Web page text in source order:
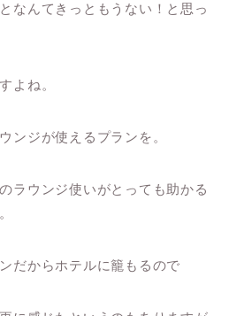
なんてきっともうない！と思っ
よね。
ンジが使えるプランを。
ラウンジ使いがとっても助かる
だからホテルに籠もるので